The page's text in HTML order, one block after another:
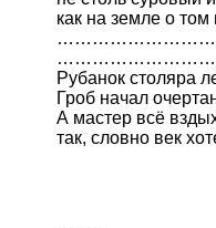
как на земле о
Рубанок столяра
Гроб начал
А мастер всё
так, словно век